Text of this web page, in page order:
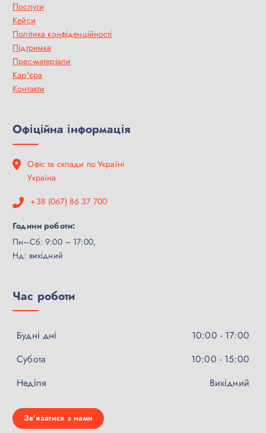
Послуги
Кейси
Політика конфіденційності
Підтримка
Прес-матеріали
Кар'єра
Контакти
Офіційна інформація
Офіс та склади по Україні
Україна
+38 (067) 86 37 700
Години роботи:
Пн–Сб: 9:00 – 17:00,
Нд: вихідний
Час роботи
Будні дні
10:00 - 17:00
Субота
10:00 - 15:00
Неділя
Вихідний
Зв'язатися з нами